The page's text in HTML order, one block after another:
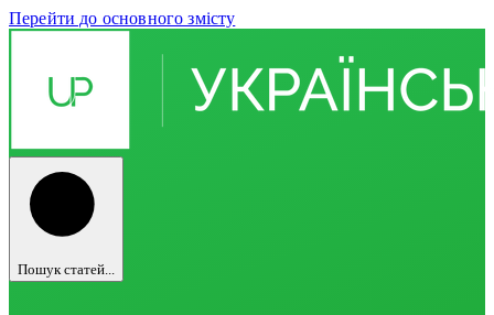
Перейти до основного змісту
Пошук статей...